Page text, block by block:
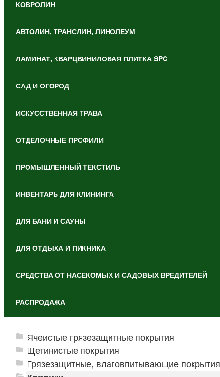
КОВРОЛИН
АВТОЛИН, ТРАНСЛИН, ЛИНОЛЕУМ
ЛАМИНАТ, КВАРЦВИНИЛОВАЯ ПЛИТКА SPC
САД И ОГОРОД
ИСКУССТВЕННАЯ ТРАВА
ОТДЕЛОЧНЫЕ ПРОФИЛИ
ПРОМЫШЛЕННЫЙ ТЕКСТИЛЬ
ИНВЕНТАРЬ ДЛЯ КЛИНИНГА
ДЛЯ БАНИ И САУНЫ
ДЛЯ ОТДЫХА И ПИКНИКА
СРЕДСТВА ОТ НАСЕКОМЫХ И САДОВЫХ ВРЕДИТЕЛЕЙ
РАСПРОДАЖА
Ячеистые грязезащитные покрытия
Щетинистые покрытия
Грязезащитные, влаговпитывающие покрытия